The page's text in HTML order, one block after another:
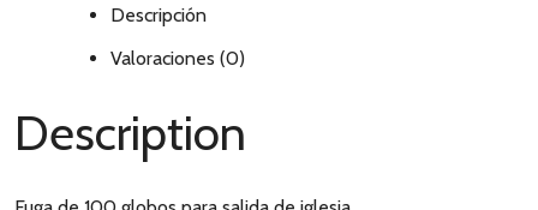
Descripción
Valoraciones (0)
Description